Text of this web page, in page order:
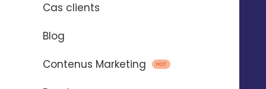
Cas clients
Blog
Contenus Marketing
HOT